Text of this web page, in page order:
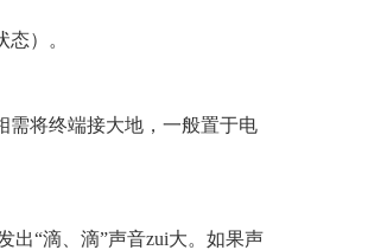
）。
需将终端接大地，一般置于电
“滴、滴”声音zui大。如果声